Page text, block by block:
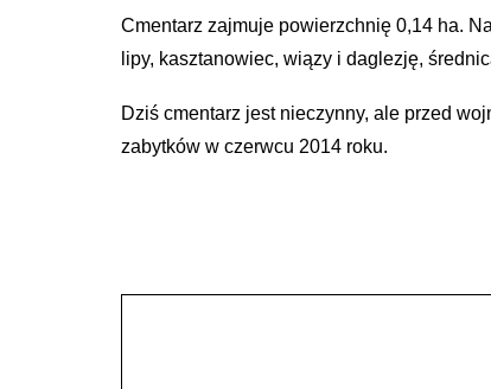
Cmentarz zajmuje powierzchnię 0,14 ha.
lipy, kasztanowiec, wiązy i daglezję,
Dziś cmentarz jest nieczynny, ale przed
zabytków w czerwcu 2014 roku.